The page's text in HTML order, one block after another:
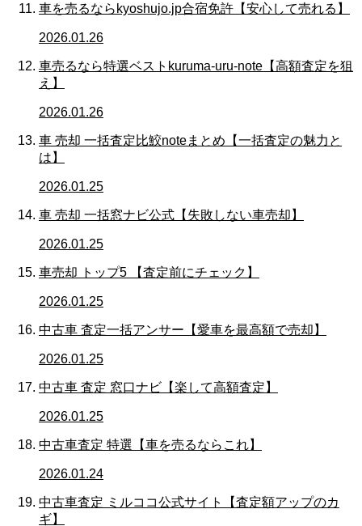
車を売るならkyoshujo.jp合宿免許【安心して売れる】
2026.01.26
車売るなら特選ベストkuruma-uru-note【高額査定を狙
え】
2026.01.26
車 売却 一括査定比鮫noteまとめ【一括査定の魅力と
は】
2026.01.25
車 売却 一括窓ナビ公式【失敗しない車売却】
2026.01.25
車売却 トップ5 【査定前にチェック】
2026.01.25
中古車 査定一括アンサー【愛車を最高額で売却】
2026.01.25
中古車 査定 窓口ナビ【楽して高額査定】
2026.01.25
中古車査定 特選【車を売るならこれ】
2026.01.24
中古車査定 ミルココ公式サイト【査定額アップのカ
ギ】